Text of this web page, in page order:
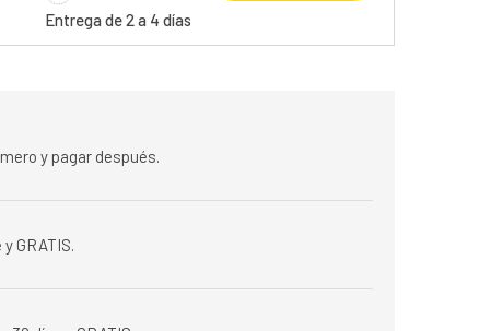
Entrega de 2 a 4 días
y pagar después.
GRATIS.